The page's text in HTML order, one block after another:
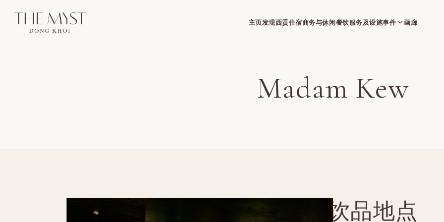
主页发现西贡住宿商务与休闲餐饮服务及设施事件 画廊
Madam Kew
饮品地点